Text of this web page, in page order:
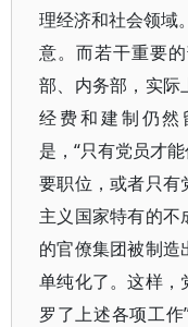
理经济和社会领域
意。而若干重要
部、内务部，实际
经费和建制仍然
是，“只有党员才
要职位，或者只有
主义国家特有的
的官僚集团被制
单纯化了。这样，
罗了上述各项工